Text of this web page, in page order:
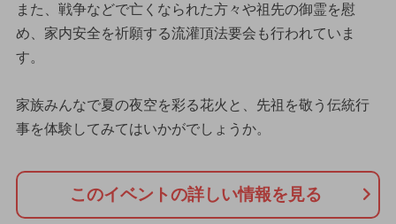
また、戦争などで亡くなられた方々や祖先の御霊を慰
め、家内安全を祈願する流灌頂法要会も行われていま
す。
家族みんなで夏の夜空を彩る花火と、先祖を敬う伝統行
事を体験してみてはいかがでしょうか。
このイベントの詳しい情報を見る